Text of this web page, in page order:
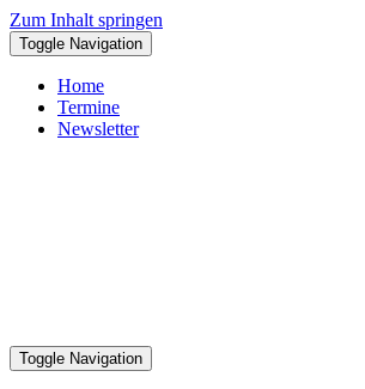
Zum Inhalt springen
Toggle Navigation
Home
Termine
Newsletter
Toggle Navigation